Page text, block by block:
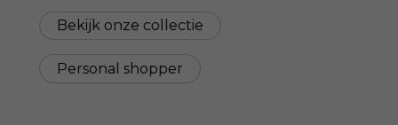
Bekijk onze collectie
Personal shopper